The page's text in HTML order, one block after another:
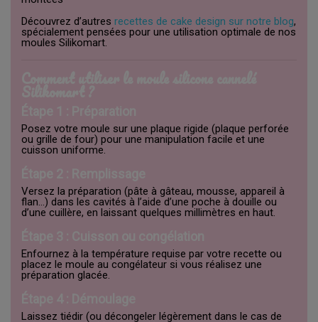
Découvrez d’autres recettes de cake design sur notre blog,
spécialement pensées pour une utilisation optimale de nos
moules Silikomart.
Posez votre moule sur une plaque rigide (plaque perforée
ou grille de four) pour une manipulation facile et une
cuisson uniforme.
Versez la préparation (pâte à gâteau, mousse, appareil à
flan...) dans les cavités à l’aide d’une poche à douille ou
d’une cuillère, en laissant quelques millimètres en haut.
Enfournez à la température requise par votre recette ou
placez le moule au congélateur si vous réalisez une
préparation glacée.
Laissez tiédir (ou décongeler légèrement dans le cas de